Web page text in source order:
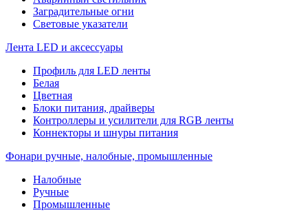
Заградительные огни
Световые указатели
Лента LED и аксессуары
Профиль для LED ленты
Белая
Цветная
Блоки питания, драйверы
Контроллеры и усилители для RGB ленты
Коннекторы и шнуры питания
Фонари ручные, налобные, промышленные
Налобные
Ручные
Промышленные